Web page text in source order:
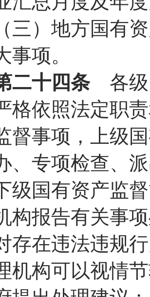
）地方国有资
事项。
二十四条各级
格依照法定职
督事项，上级
、专项检查、
级国有资产监
构报告有关事
在违法违规行
机构可以视情